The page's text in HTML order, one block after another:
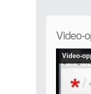
Video-
Video-